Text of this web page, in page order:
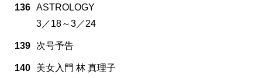
136 ASTROLOGY
3／18～3／24
139 次号予告
140
美女入門 林 真理子